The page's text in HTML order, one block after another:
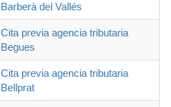
Barberà del Vallés
Cita previa agencia tributaria
Begues
Cita previa agencia tributaria
Bellprat